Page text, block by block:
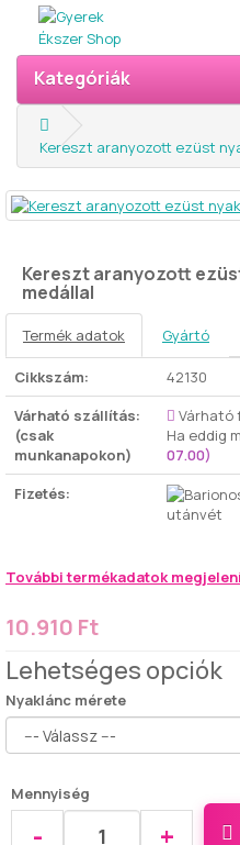
Kategóriák
Kereszt aranyozott ezüst
Kereszt aranyozott
medállal
Termék adatok Gyártó
Cikkszám:
42130
Várható szállítás:
(csak
munkanapokon)
Várható
Ha eddig
07.00)
Fizetés:
utánvét
További termékadatok
10.910 Ft
Lehetséges opciók
Nyaklánc mérete
Mennyiség
- +